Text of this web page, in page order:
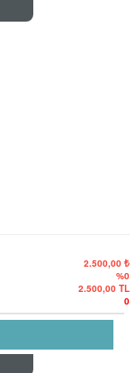
2.500,00 ₺
%0
2.500,00 TL
0